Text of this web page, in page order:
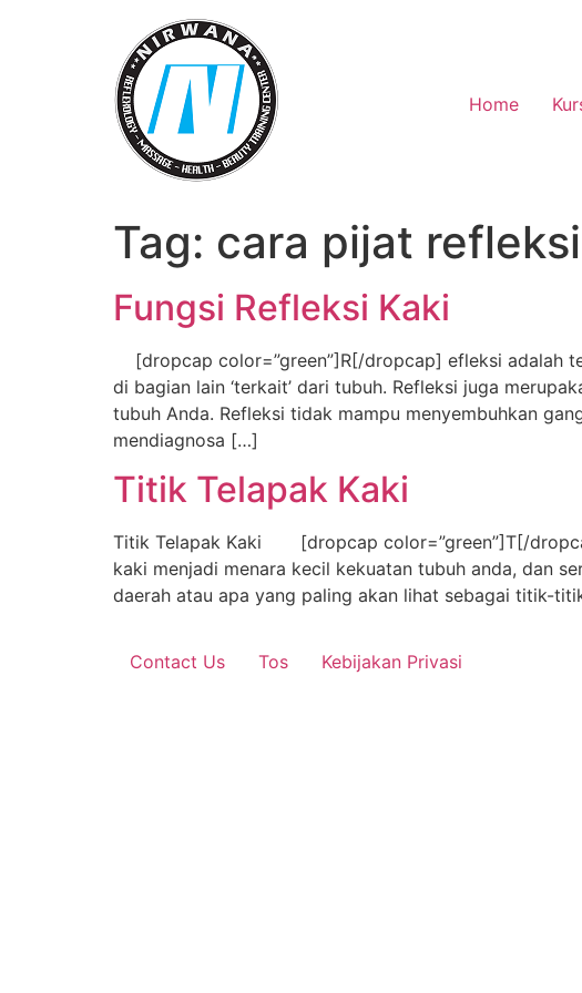
Home
Tag: cara pijat
Fungsi Refleksi Kaki
[dropcap color=”green”]R[/dropcap] efleksi adalah
di bagian lain ‘terkait’ dari tubuh. Refleksi juga
tubuh Anda. Refleksi tidak mampu menyembuhkan
mendiagnosa […]
Titik Telapak Kaki
Titik Telapak Kaki [dropcap color=”green”]T[/
kaki menjadi menara kecil kekuatan tubuh anda, dan
daerah atau apa yang paling akan lihat sebagai titik-
Contact Us Tos Kebijakan Privasi